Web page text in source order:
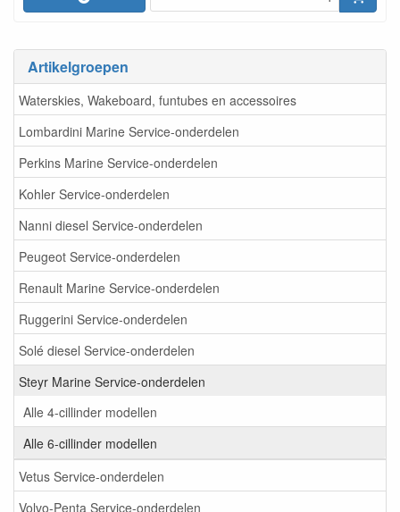
Artikelgroepen
Waterskies, Wakeboard, funtubes en accessoires
Lombardini Marine Service-onderdelen
Perkins Marine Service-onderdelen
Kohler Service-onderdelen
Nanni diesel Service-onderdelen
Peugeot Service-onderdelen
Renault Marine Service-onderdelen
Ruggerini Service-onderdelen
Solé diesel Service-onderdelen
Steyr Marine Service-onderdelen
Alle 4-cillinder modellen
Alle 6-cillinder modellen
Vetus Service-onderdelen
Volvo-Penta Service-onderdelen